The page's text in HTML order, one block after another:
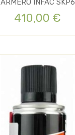
ARMERO INFAC SKP6
410,00 €